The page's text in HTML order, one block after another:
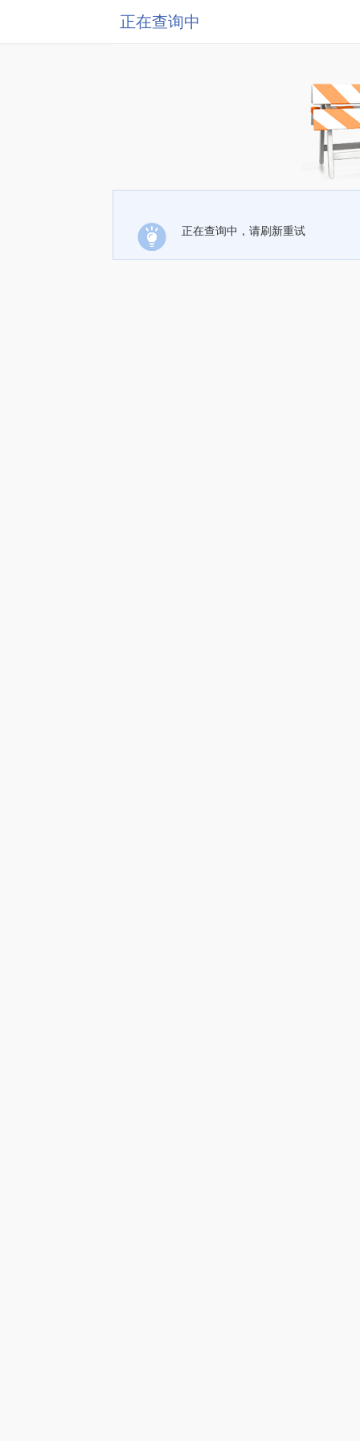
正在查询中
正在查询中，请刷新重试